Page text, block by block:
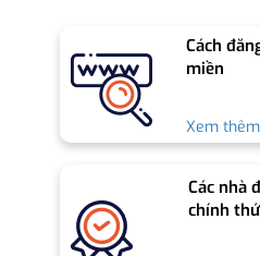
Cách
miền
Xem
Các nhà
chính